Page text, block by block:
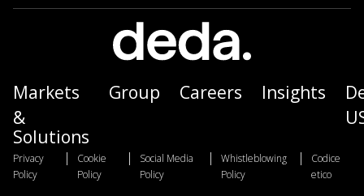
Markets
&
Solutions
Group Careers Insights
Privacy
Policy
| Cookie
Policy
| Social Media
Policy
| Whistleblowing
Policy
| Codice
etico